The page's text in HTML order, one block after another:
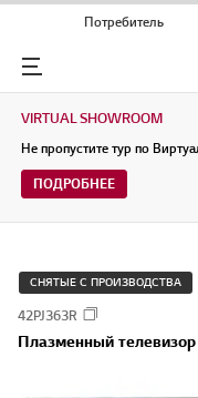
Потребитель
Menu
VIRTUAL SHOWROOM
Не пропустите тур по
ПОДРОБНЕЕ
СНЯТЫЕ С ПРОИЗВОДСТВА
42PJ363R
Плазменный